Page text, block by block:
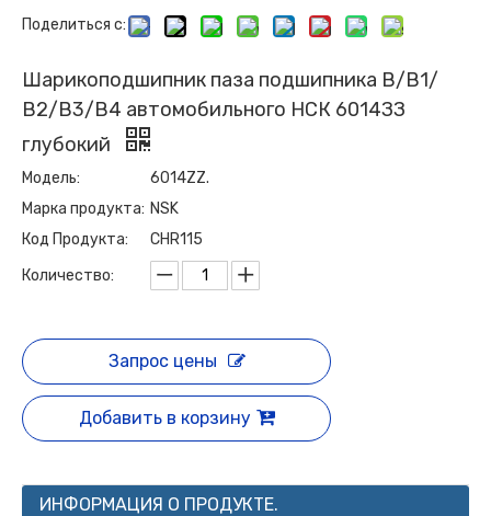
Поделиться с:
Шарикоподшипник паза подшипника В/В1/
В2/В3/В4 автомобильного НСК 6014ЗЗ
глубокий
Модель:
6014ZZ.
Марка продукта: NSK
Код Продукта:
CHR115
Количество:
Запрос цены
Добавить в корзину
ИНФОРМАЦИЯ О ПРОДУКТЕ.